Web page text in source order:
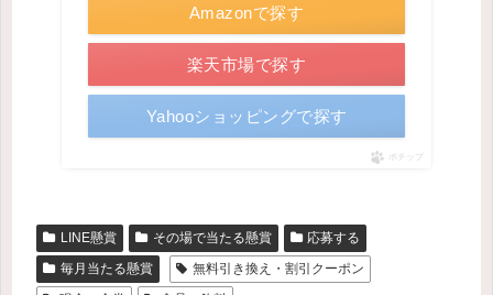
Amazonで探す
楽天市場で探す
Yahooショッピングで探す
ポチップ
LINE懸賞 その場で当たる懸賞
応募する
毎月当たる懸賞
無料引き換え・割引クーポン